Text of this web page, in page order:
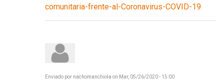
comunitaria-frente-al-Coronavirus-COVID-19
Enviado por nachomanchiola on Mar, 05/26/2020 - 15:00